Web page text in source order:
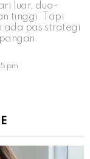
luar, dua-
tinggi. Tapi
ada pas strategi
pm